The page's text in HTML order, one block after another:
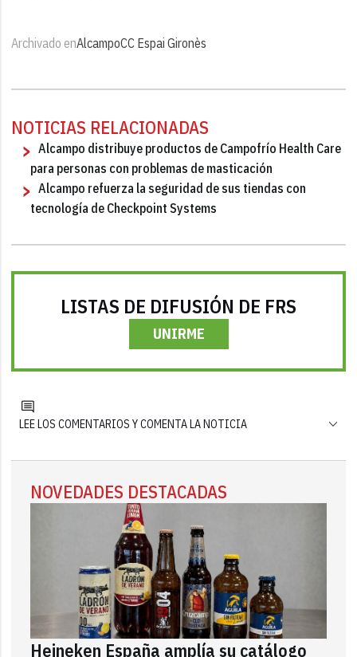
Archivado enAlcampoCC Espai Gironès
NOTICIAS RELACIONADAS
Alcampo distribuye productos de Campofrío Health Care
para personas con problemas de masticación
Alcampo refuerza la seguridad de sus tiendas con
tecnología de Checkpoint Systems
LISTAS DE DIFUSIÓN DE FRS
UNIRME
LEE LOS COMENTARIOS Y COMENTA LA NOTICIA
NOVEDADES DESTACADAS
Heineken España amplía su catálogo